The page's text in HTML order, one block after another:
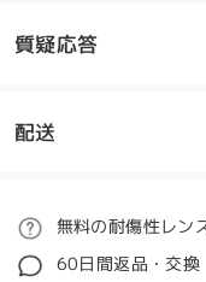
しかもおしゃれ 満
by なぎ on Feb 15 ,
質疑応答
フレームについてご質
配送
ご注文
無料の耐傷性レン
60日間返品・交換